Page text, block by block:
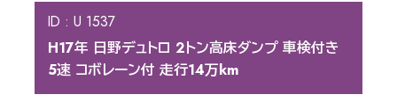
ID : U 1537
H17年 日野デュトロ 2トン高床ダンプ 車検付き
5速 コボレーン付 走行14万km